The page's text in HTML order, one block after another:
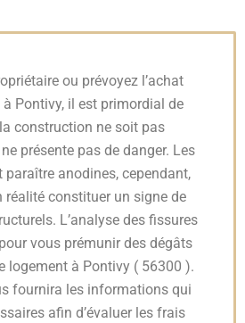
ou prévoyez l’achat
à Pontivy, il est primordial de
construction ne soit pas
présente pas de danger. Les
paraître anodines, cependant,
réalité constituer un signe de
L’analyse des fissures
vous prémunir des dégâts
logement à Pontivy ( 56300 ).
fournira les informations qui
afin d’évaluer les frais